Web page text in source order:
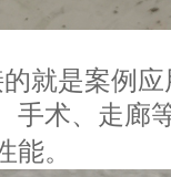
就是案例
手术、走廊
能。